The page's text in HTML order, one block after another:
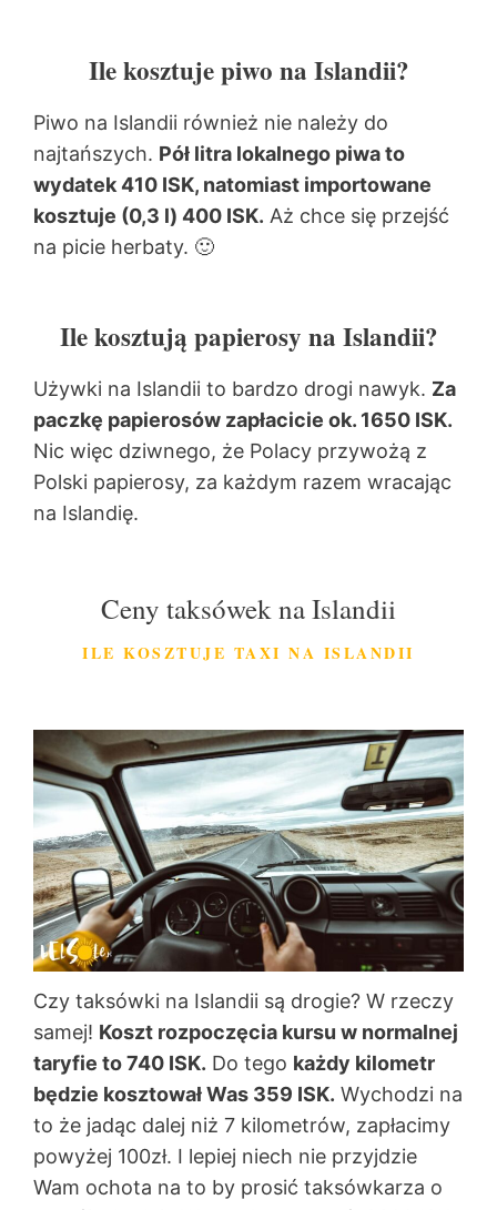
Ile kosztuje piwo na Islandii?
Piwo na Islandii również nie należy do
najtańszych. Pół litra lokalnego piwa to
wydatek 410 ISK, natomiast importowane
kosztuje (0,3 l) 400 ISK. Aż chce się przejść
na picie herbaty. 🙂
Ile kosztują papierosy na Islandii?
Używki na Islandii to bardzo drogi nawyk. Za
paczkę papierosów zapłacicie ok. 1650 ISK.
Nic więc dziwnego, że Polacy przywożą z
Polski papierosy, za każdym razem wracając
na Islandię.
Ceny taksówek na Islandii
ILE KOSZTUJE TAXI NA ISLANDII
Czy taksówki na Islandii są drogie? W rzeczy
samej! Koszt rozpoczęcia kursu w normalnej
taryfie to 740 ISK. Do tego każdy kilometr
będzie kosztował Was 359 ISK. Wychodzi na
to że jadąc dalej niż 7 kilometrów, zapłacimy
powyżej 100zł. I lepiej niech nie przyjdzie
Wam ochota na to by prosić taksówkarza o